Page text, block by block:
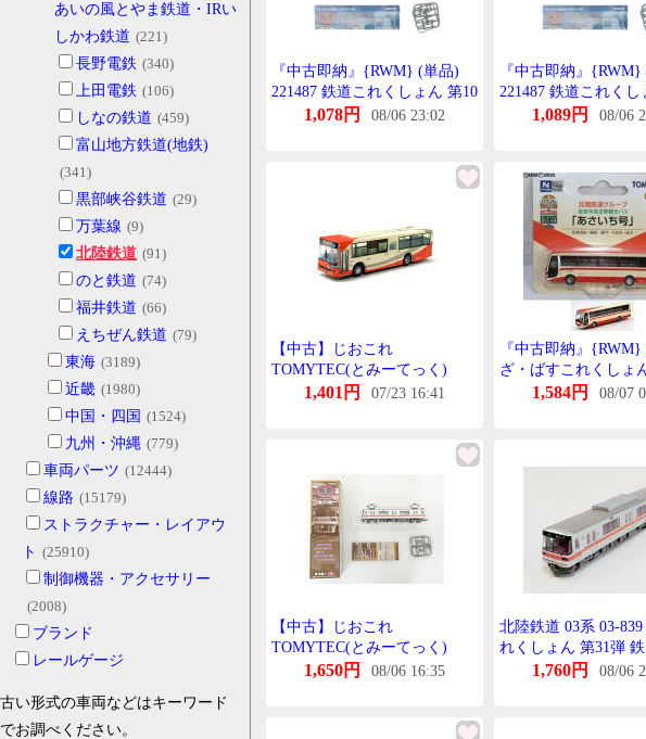
あいの風とやま鉄道・IRい
しかわ鉄道 (221)
長野電鉄 (340)
上田電鉄 (106)
しなの鉄道 (459)
富山地方鉄道(地鉄)
(341)
黒部峡谷鉄道 (29)
万葉線 (9)
北陸鉄道 (91)
のと鉄道 (74)
福井鉄道 (66)
えちぜん鉄道 (79)
東海 (3189)
近畿 (1980)
中国・四国 (1524)
九州・沖縄 (779)
車両パーツ (12444)
線路 (15179)
ストラクチャー・レイアウ
ト (25910)
制御機器・アクセサリー
(2008)
ブランド
レールゲージ
古い形式の車両などはキーワード
でお調べください。
『中古即納』{RWM} (単品)
221487 鉄道これくしょん 第10
弾 北陸鉄道 きは5201(動力無
1,078円 08/06 23:02
『中古即納』
221487 鉄道これくし
弾 北陸鉄道 きは
(20090731)
1,089円 08/06
【中古】じおこれ
TOMYTEC(とみーてっく)
(JB009) 全国ばすこれくしょん
れ・きず・破損の場合あり /
えあきゃっぷに包んで発送致
します
1,401円 07/23 16:41
『中古即納』{RWM}
ざ・ばすこれくしょ
れで行こう8 北陸鉄
1,584円 08/07
【中古】じおこれ
TOMYTEC(とみーてっく)
(1807) 鉄道これくしょん 第31
付) 微細な塗装むらはご容赦
1,650円 08/06 16:35
北陸鉄道 03系 03-839
れくしょん 第31弾
みーてっく
1,760円 08/06